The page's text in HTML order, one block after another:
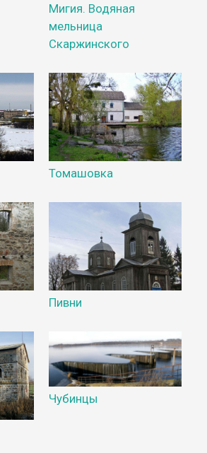
Мигия. Водяная
мельница
Скаржинского
Томашовка
Пивни
Чубинцы